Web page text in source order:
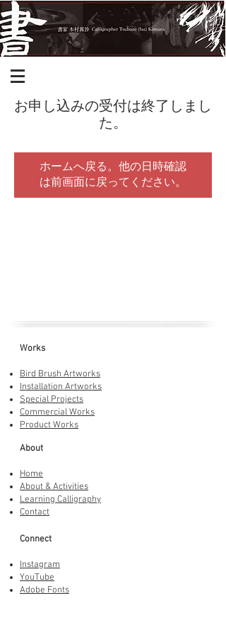
お申し込みの受付は終了しまし
た。
ホームへ戻る。他の日時確認
は前画面に戻ってください。
Works
Bird Brush Artworks
Installation Artworks
Special Projects
Commercial Works
Product Works
About
Home
About & Activities
Learning Calligraphy
Contact
Connect
Instagram
YouTube
Adobe Fonts